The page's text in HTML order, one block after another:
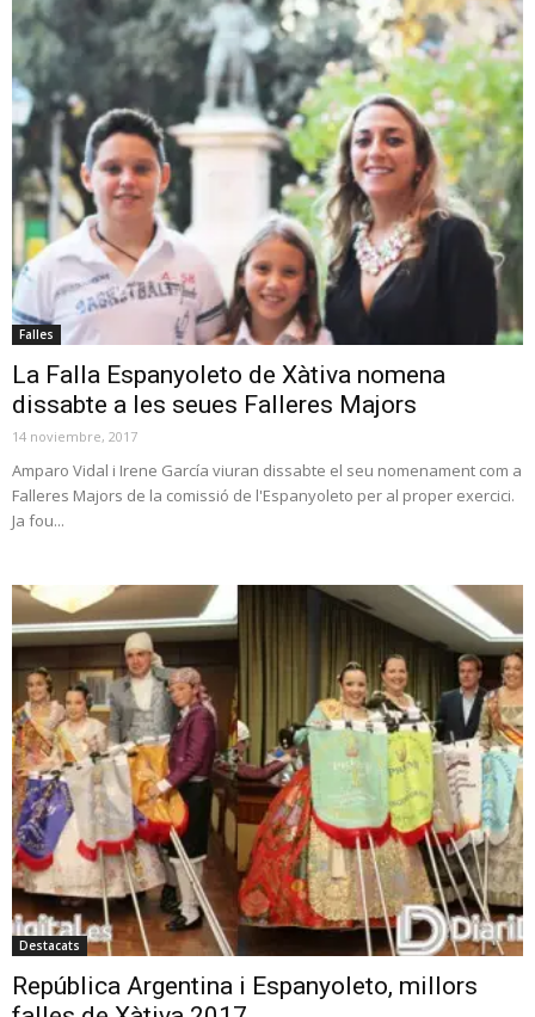
Falles
La Falla Espanyoleto de Xàtiva nomena
dissabte a les seues Falleres Majors
14 noviembre, 2017
Amparo Vidal i Irene García viuran dissabte el seu nomenament com a
Falleres Majors de la comissió de l'Espanyoleto per al proper exercici.
Ja fou...
Destacats
República Argentina i Espanyoleto, millors